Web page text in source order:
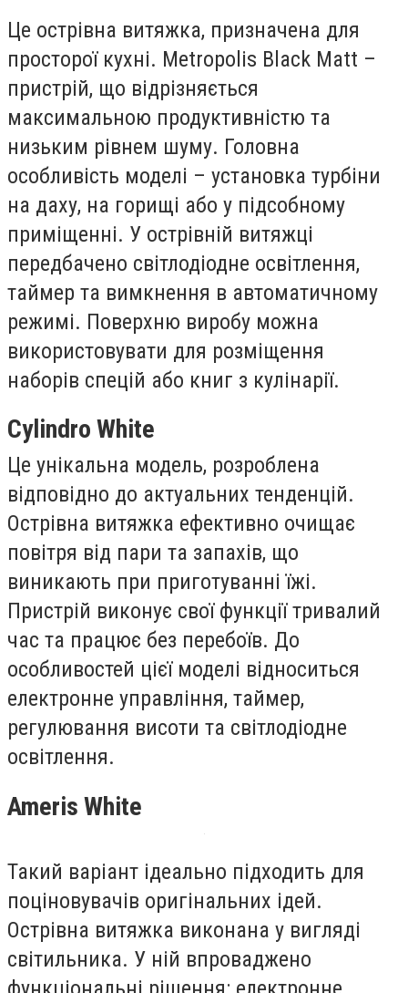
Це острівна витяжка, призначена для
просторої кухні. Metropolis Black Matt –
пристрій, що відрізняється
максимальною продуктивністю та
низьким рівнем шуму. Головна
особливість моделі – установка турбіни
на даху, на горищі або у підсобному
приміщенні. У острівній витяжці
передбачено світлодіодне освітлення,
таймер та вимкнення в автоматичному
режимі. Поверхню виробу можна
використовувати для розміщення
наборів спецій або книг з кулінарії.
Cylindro White
Це унікальна модель, розроблена
відповідно до актуальних тенденцій.
Острівна витяжка ефективно очищає
повітря від пари та запахів, що
виникають при приготуванні їжі.
Пристрій виконує свої функції тривалий
час та працює без перебоїв. До
особливостей цієї моделі відноситься
електронне управління, таймер,
регулювання висоти та світлодіодне
освітлення.
Ameris White
Такий варіант ідеально підходить для
поціновувачів оригінальних ідей.
Острівна витяжка виконана у вигляді
світильника. У ній впроваджено